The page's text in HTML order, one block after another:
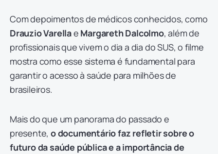
Com depoimentos de médicos conhecidos, como
Drauzio Varellae Margareth Dalcolmo, além de
profissionais que vivem o dia a dia do SUS, o filme
mostra como esse sistema é fundamental para
garantir o acesso à saúde para milhões de
brasileiros.
Mais do que um panorama do passado e
presente,o documentário faz refletir sobre o
futuro da saúde pública e a importância de